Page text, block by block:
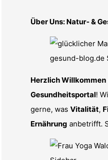
Über Uns: Natur- &
Herzlich Willkommen
Gesundheitsportal!
gerne, was Vitalität,
Ernährung anbetrifft.